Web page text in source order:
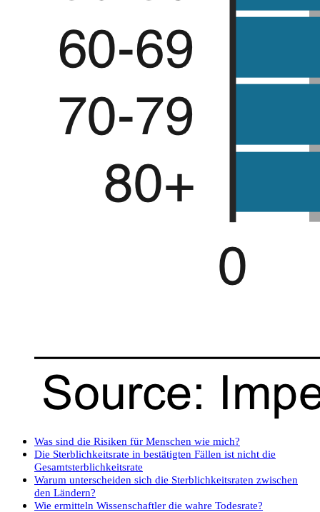
Was sind die Risiken für Menschen wie mich?
Die Sterblichkeitsrate in bestätigten Fällen ist nicht die
Gesamtsterblichkeitsrate
Warum unterscheiden sich die Sterblichkeitsraten zwischen
den Ländern?
Wie ermitteln Wissenschaftler die wahre Todesrate?